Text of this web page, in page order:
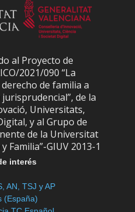
al Proyecto de
2021/090 “La
de familia a
de la
Universitats,
y al Grupo de
de la Universitat
Familia”-GIUV 2013-1
interés
AN, TSJ y AP
(España)